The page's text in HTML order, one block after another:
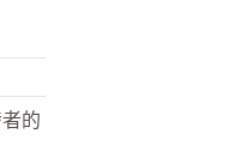
的